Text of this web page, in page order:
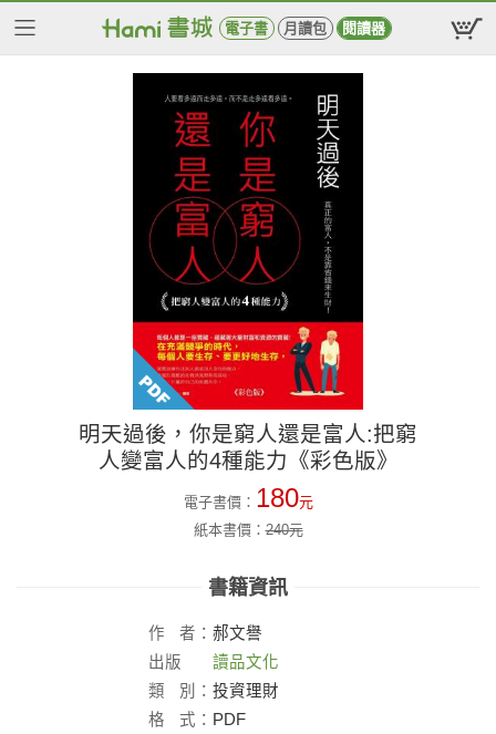
電子書 月讀包 閱讀器
明天過後，你是窮人還是富人:把窮
人變富人的4種能力《彩色版》
電子書價： 180元
紙本書價：240元
書籍資訊
作 者： 郝文譽
出版
社：
讀品文化
類
別： 投資理財
格
式： PDF